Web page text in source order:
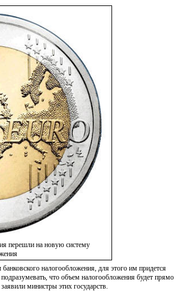
перешли на новую систему
налогообложения, для этого им придется
что объем налогообложения будет прямо
министры этих государств.